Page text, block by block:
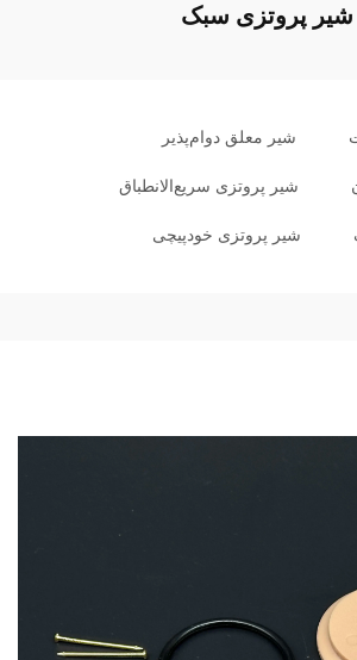
شیر پروتزی سبک
شیر معلق دوام‌پذیر
شیر پروتزی سریع‌الانطباق
شیر پروتزی خودپیچی